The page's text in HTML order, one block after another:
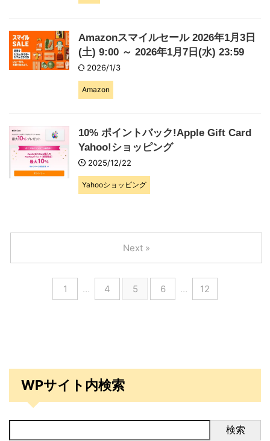
Amazonスマイルセール 2026年1月3日
(土) 9:00 ～ 2026年1月7日(水) 23:59
2026/1/3
Amazon
10% ポイントバック!Apple Gift Card
Yahoo!ショッピング
2025/12/22
Yahooショッピング
1 … 4 5 6 … 12
Next »
WPサイト内検索
検索